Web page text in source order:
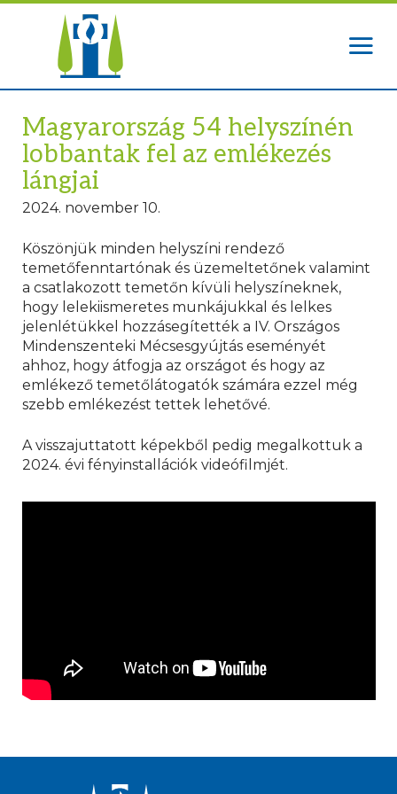
Magyarország 54 helyszínén
lobbantak fel az emlékezés
lángjai
2024. november 10.
Köszönjük minden helyszíni rendező
temetőfenntartónak és üzemeltetőnek valamint
a csatlakozott temetőn kívüli helyszíneknek,
hogy lelekiismeretes munkájukkal és lelkes
jelenlétükkel hozzásegítették a IV. Országos
Mindenszenteki Mécsesgyújtás eseményét
ahhoz, hogy átfogja az országot és hogy az
emlékező temetőlátogatók számára ezzel még
szebb emlékezést tettek lehetővé.
A visszajuttatott képekből pedig megalkottuk a
2024. évi fényinstallációk videófilmjét.